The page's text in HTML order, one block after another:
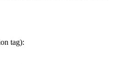
tag):